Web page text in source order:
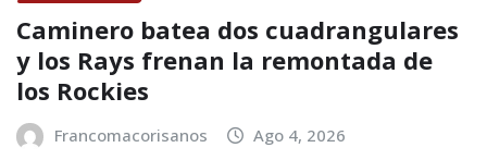
Caminero batea dos cuadrangulares
y los Rays frenan la remontada de
los Rockies
Francomacorisanos Ago 4, 2026